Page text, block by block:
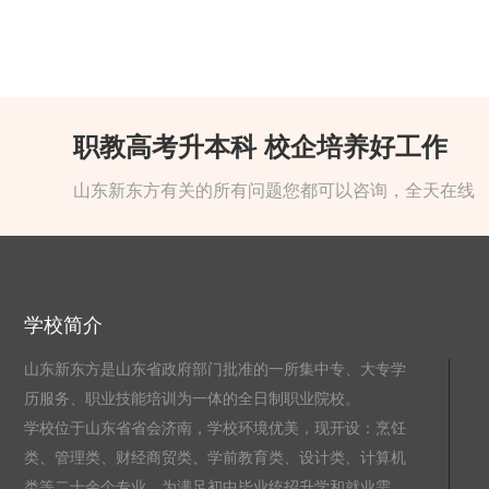
职教高考升本科 校企培养好工作
山东新东方有关的所有问题您都可以咨询，全天在线
学校简介
山东新东方是山东省政府部门批准的一所集中专、大专学
历服务、职业技能培训为一体的全日制职业院校。
学校位于山东省省会济南，学校环境优美，现开设：烹饪
类、管理类、财经商贸类、学前教育类、设计类、计算机